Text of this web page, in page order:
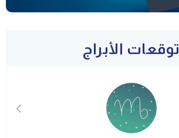
توقعات الأبراج